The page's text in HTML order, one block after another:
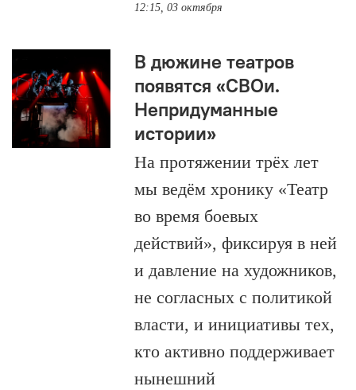
12:15, 03 октября
В дюжине театров
появятся «СВОи.
Непридуманные
истории»
На протяжении трёх лет
мы ведём хронику «Театр
во время боевых
действий», фиксируя в ней
и давление на художников,
не согласных с политикой
власти, и инициативы тех,
кто активно поддерживает
нынешний